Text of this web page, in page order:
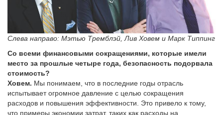
Слева направо: Мэтью Тремблэй, Лив Ховем и Марк Типпинг
Со всеми финансовыми сокращениями, которые имели
место за прошлые четыре года, безопасность подорвала
стоимость?
Ховем. Мы понимаем, что в последние годы отрасль
испытывает огромное давление с целью сокращения
расходов и повышения эффективности. Это привело к тому,
что примеры экономии затрат, таких как расходы на